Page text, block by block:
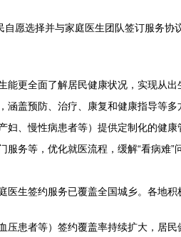
自愿选择并与家庭医生团队签订服务
能更全面了解居民健康状况，实现从出
涵盖预防、治疗、康复和健康指导等多
妇、慢性病患者等）提供定制化的健康
服务等，优化就医流程，缓解“看病难”
生签约服务已覆盖全国城乡。各地
压患者等）签约覆盖率持续扩大，居民